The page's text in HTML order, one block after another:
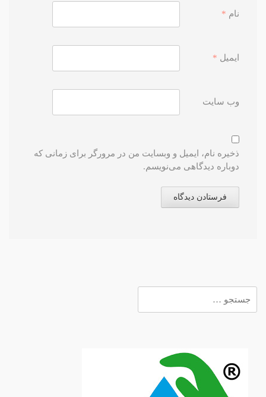
نام *
ایمیل *
وب‌ سایت
ذخیره نام، ایمیل و وبسایت من در مرورگر برای زمانی که
دوباره دیدگاهی می‌نویسم.
برای: